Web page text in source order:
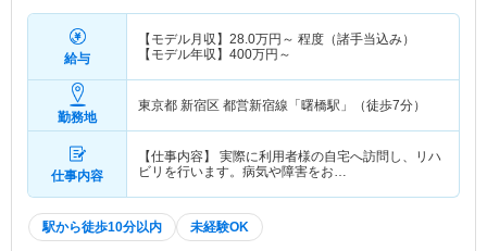
給与
【モデル月収】 28.0万円～ 程度（諸手当込み）
【モデル年収】 400万円～
勤務地
東京都 新宿区 都営新宿線「曙橋駅」（徒歩7分）
仕事内容
【仕事内容】 実際に利用者様の自宅へ訪問し、リハ
ビリを行います。病気や障害をお…
駅から徒歩10分以内 未経験OK